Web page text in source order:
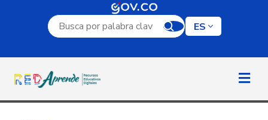
Campo de búsqueda por palabra clave
ES